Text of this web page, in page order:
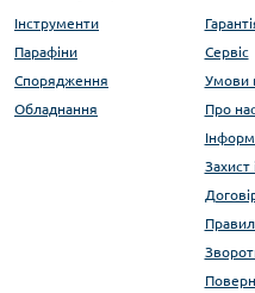
Інструменти
Парафіни
Спорядження
Обладнання
Сервіс
Умови
Про
Захист